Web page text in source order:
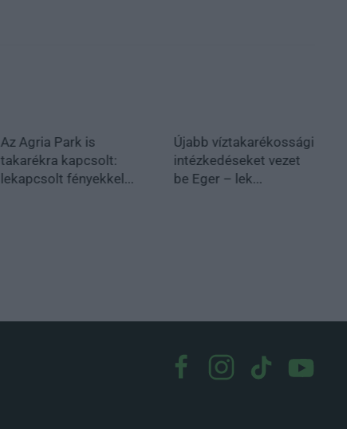
Az Agria Park is
takarékra kapcsolt:
lekapcsolt fényekkel...
Újabb víztakarékossági
intézkedéseket vezet
be Eger – lek...